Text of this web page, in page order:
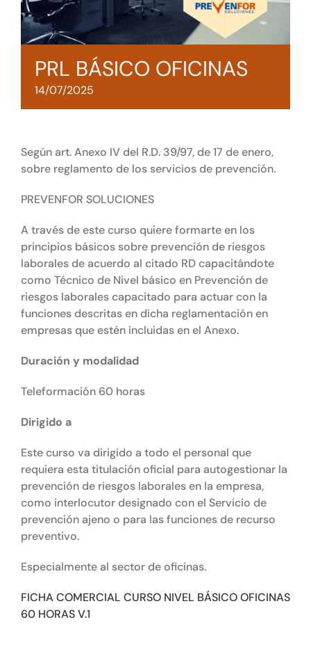
Tienda online
PRL BÁSICO OFICINAS
14/07/2025
Según art. Anexo IV del R.D. 39/97, de 17 de enero,
sobre reglamento de los servicios de prevención.
PREVENFOR SOLUCIONES
A través de este curso quiere formarte en los
principios básicos sobre prevención de riesgos
laborales de acuerdo al citado RD capacitándote
como Técnico de Nivel básico en Prevención de
riesgos laborales capacitado para actuar con la
funciones descritas en dicha reglamentación en
empresas que estén incluidas en el Anexo.
Duración y modalidad
Teleformación 60 horas
Dirigido a
Este curso va dirigido a todo el personal que
requiera esta titulación oficial para autogestionar la
prevención de riesgos laborales en la empresa,
como interlocutor designado con el Servicio de
prevención ajeno o para las funciones de recurso
preventivo.
Especialmente al sector de oficinas.
FICHA COMERCIAL CURSO NIVEL BÁSICO OFICINAS
60 HORAS V.1